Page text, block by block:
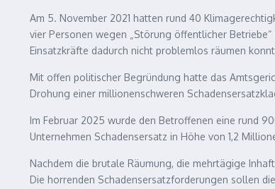
Am 5. November 2021 hatten rund 40
vier Personen wegen „Störung öffentlicher
Einsatzkräfte dadurch nicht problemlos räumen
Mit offen politischer Begründung hatte das
Drohung einer millionenschweren
Im Februar 2025 wurde den Betroffenen eine rund
Unternehmen Schadensersatz in Höhe von 1,2
Nachdem die brutale Räumung, die mehrtägige
Die horrenden Schadensersatzforderungen sollen